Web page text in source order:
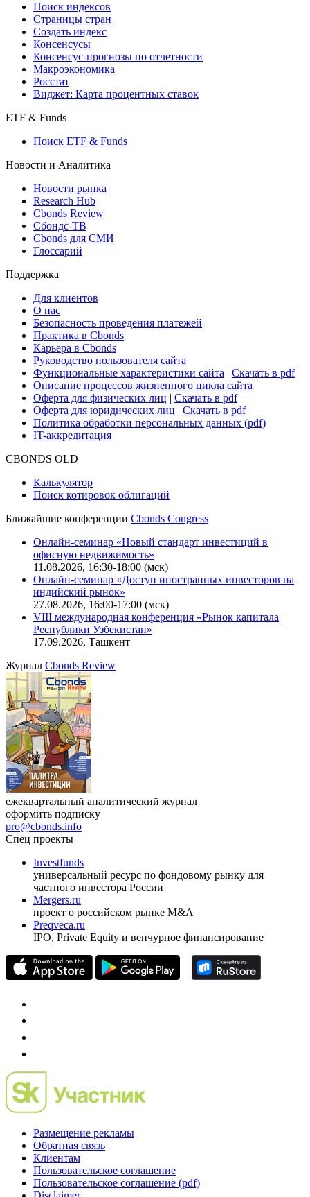
Поиск индексов
Страницы стран
Создать индекс
Консенсусы
Консенсус-прогнозы по отчетности
Макроэкономика
Росстат
Виджет: Карта процентных ставок
ETF & Funds
Поиск ETF & Funds
Новости и Аналитика
Новости рынка
Research Hub
Cbonds Review
Сбондс-ТВ
Cbonds для СМИ
Глоссарий
Поддержка
Для клиентов
О нас
Безопасность проведения платежей
Практика в Cbonds
Карьера в Cbonds
Руководство пользователя сайта
Функциональные характеристики сайта | Скачать в pdf
Описание процессов жизненного цикла сайта
Оферта для физических лиц | Скачать в pdf
Оферта для юридических лиц | Скачать в pdf
Политика обработки персональных данных (pdf)
IT-аккредитация
CBONDS OLD
Калькулятор
Поиск котировок облигаций
Ближайшие конференции Cbonds Congress
Онлайн-семинар «Новый стандарт инвестиций в
офисную недвижимость»
11.08.2026, 16:30-18:00 (мск)
Онлайн-семинар «Доступ иностранных инвесторов на
индийский рынок»
27.08.2026, 16:00-17:00 (мск)
VIII международная конференция «Рынок капитала
Республики Узбекистан»
17.09.2026, Ташкент
Журнал Cbonds Review
ежеквартальный аналитический журнал
оформить подписку
pro@cbonds.info
Спец проекты
Investfunds
универсальный ресурс по фондовому рынку для
частного инвестора России
Mergers.ru
проект о российском рынке M&A
Preqveca.ru
IPO, Private Equity и венчурное финансирование
Размещение рекламы
Обратная связь
Клиентам
Пользовательское соглашение
Пользовательское соглашение (pdf)